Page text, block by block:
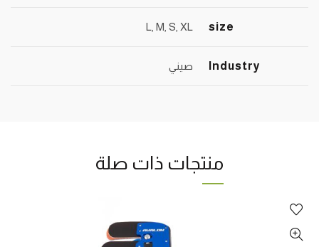
size
L, M, S, XL
Industry صيني
منتجات ذات صلة